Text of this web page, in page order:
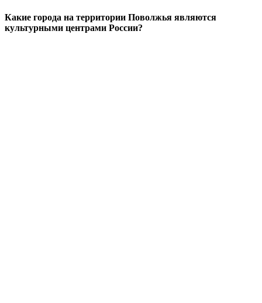
Какие города на территории Поволжья являются
культурными центрами России?